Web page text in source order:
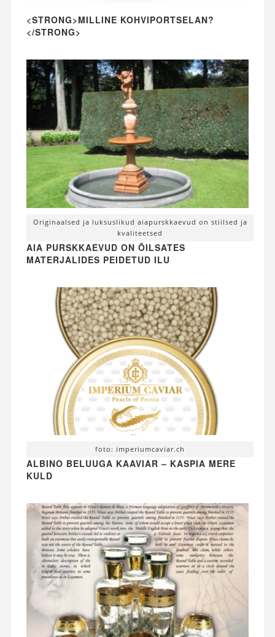
<STRONG>MILLINE KOHVIPORTSELAN?
</STRONG>
Originaalsed ja luksuslikud aiapurskkaevud on stiilsed ja
kvaliteetsed
AIA PURSKKAEVUD ON ÕILSATES
MATERJALIDES PEIDETUD ILU
foto: imperiumcaviar.ch
ALBINO BELUUGA KAAVIAR – KASPIA MERE
KULD